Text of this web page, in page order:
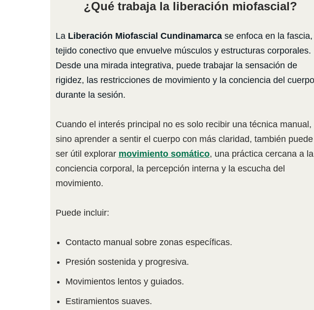
¿Qué trabaja la liberación miofascial?
La Liberación Miofascial Cundinamarcase enfoca en la fascia,
tejido conectivo que envuelve músculos y estructuras corporales.
Desde una mirada integrativa, puede trabajar la sensación de
rigidez, las restricciones de movimiento y la conciencia del cuerpo
durante la sesión.
Cuando el interés principal no es solo recibir una técnica manual,
sino aprender a sentir el cuerpo con más claridad, también puede
ser útil explorar movimiento somático, una práctica cercana a la
conciencia corporal, la percepción interna y la escucha del
movimiento.
Puede incluir:
Contacto manual sobre zonas específicas.
Presión sostenida y progresiva.
Movimientos lentos y guiados.
Estiramientos suaves.